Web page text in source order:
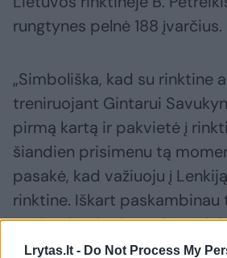
Lrytas.lt - Do Not Process My
rungtynes pelnė 188 įvarčius.
„Simboliška, kad su rinktine
treniruojant Gintarui
pirmą kartą ir pakvietė į
šiandien prisimenu tą
pasakė, kad važiuoju į
rinktine. Iškart paskambinau
pasigyriau, kad patekau į